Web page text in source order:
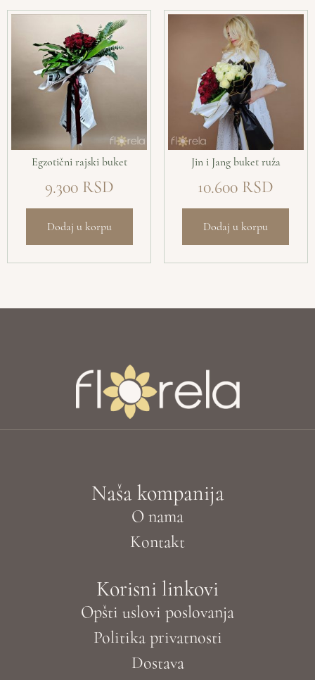
Egzotični rajski buket
9.300
Dodaj u korpu
Jin i Jang buket ruža
10.600
Dodaj u korpu
Naša kompanija
O nama
Kontakt
Korisni linkovi
Opšti uslovi poslovanja
Politika privatnosti
Dostava